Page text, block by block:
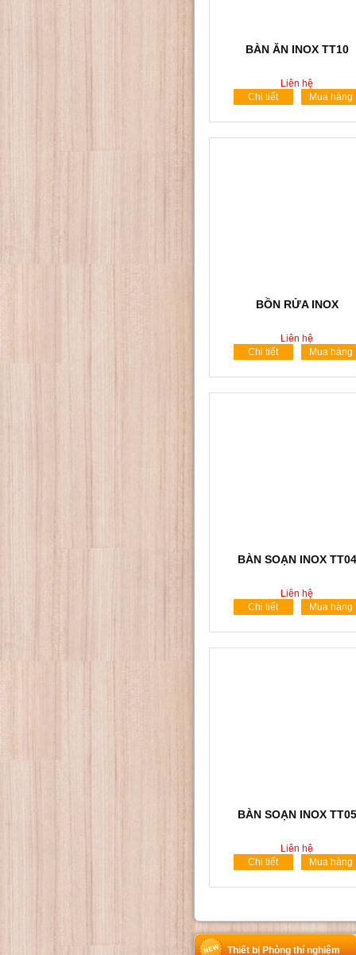
BÀN ĂN INOX TT10
Liên hệ
Chi tiết
Mua hàng
BỒN RỬA INOX
Liên hệ
Chi tiết
Mua hàng
BÀN SOẠN INOX TT04
Liên hệ
Chi tiết
Mua hàng
BÀN SOẠN INOX TT05
Liên hệ
Chi tiết
Mua hàng
Thiết bị Phòng thí nghiệm